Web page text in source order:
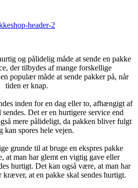
og pålidelig måde at sende en pakke
der tilbydes af mange forskellige
populær måde at sende pakker på, når
tiden er knap.
inden for en dag eller to, afhængigt af
Det er en hurtigere service end
mere pålideligt, da pakken bliver fulgt
kan spores hele vejen.
grunde til at bruge en ekspres pakke
at man har glemt en vigtig gave eller
hurtigt. Det kan også være, at man har
kræver, at en pakke skal sendes hurtigt.